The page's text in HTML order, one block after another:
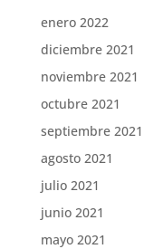
enero 2022
diciembre 2021
noviembre 2021
octubre 2021
septiembre 2021
agosto 2021
julio 2021
junio 2021
mayo 2021